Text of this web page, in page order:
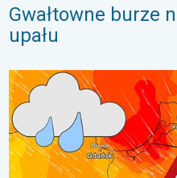
Gwałtowne burze
upału
Sztorm, ochłodzenie,